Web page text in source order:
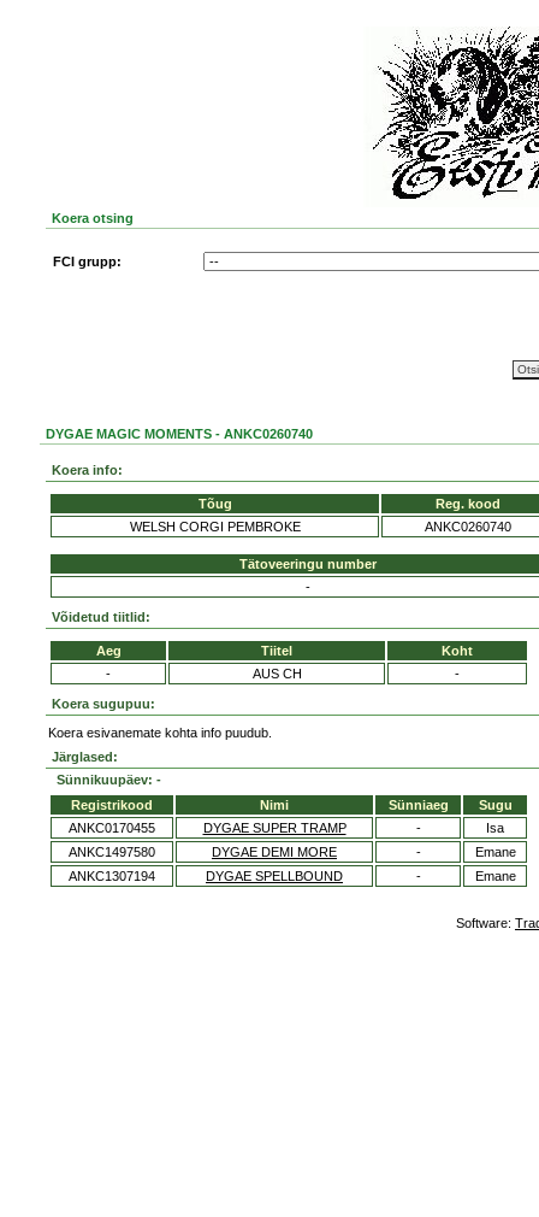
Koera otsing
FCI grupp:
DYGAE MAGIC MOMENTS - ANKC0260740
Koera info:
Tõug
Reg. kood
WELSH CORGI PEMBROKE
ANKC0260740
Tätoveeringu number
-
Võidetud tiitlid:
Aeg Tiitel
Koht
-
AUS CH -
Koera sugupuu:
Koera esivanemate kohta info puudub.
Järglased:
Sünnikuupäev: -
Registrikood
Nimi Sünniaeg
Sugu
ANKC0170455
DYGAE SUPER TRAMP -
Isa
ANKC1497580
DYGAE DEMI MORE -
Emane
ANKC1307194
DYGAE SPELLBOUND - Emane
Software: